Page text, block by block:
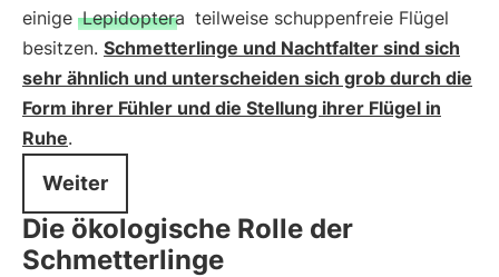
einige Lepidoptera teilweise schuppenfreie Flügel
besitzen. Schmetterlinge und Nachtfalter sind sich
sehr ähnlich und unterscheiden sich grob durch die
Form ihrer Fühler und die Stellung ihrer Flügel in
Ruhe.
Weiter
Die ökologische Rolle der
Schmetterlinge